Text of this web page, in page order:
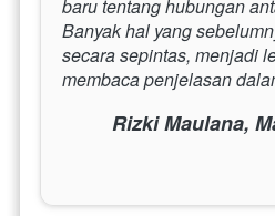
baru tentang hubungan
Banyak hal yang
secara sepintas, menjadi
membaca penjelasan
Rizki Maulana,